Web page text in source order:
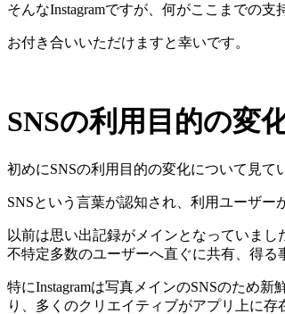
そんなInstagramですが、何がここまでの
お付き合いいただけますと幸いです。
SNSの利用目的の変
初めにSNSの利用目的の変化について見て
SNSという言葉が認知され、利用ユーザー
以前は思い出記録がメインとなっていま
不特定多数のユーザーへ直ぐに共有、得る
特にInstagramは写真メインのSNSのため
り、多くのクリエイティブがアプリ上に存